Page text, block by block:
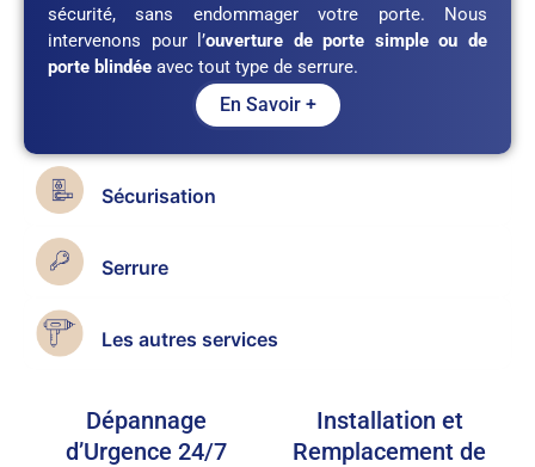
sécurité, sans endommager votre porte. Nous
intervenons pour l’ouverture de porte simple ou de
porte blindée avec tout type de serrure.
En Savoir +
Sécurisation
Serrure
Les autres services
Dépannage
d’Urgence 24/7
Installation et
Remplacement de